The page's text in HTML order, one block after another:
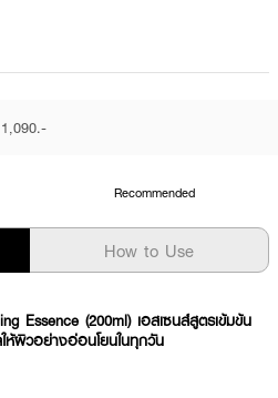
Recommended
How to Use
Essence (200ml) เอสเซนส์สูตรเข้มข้น
ห้ผิวอย่างอ่อนโยนในทุกวัน